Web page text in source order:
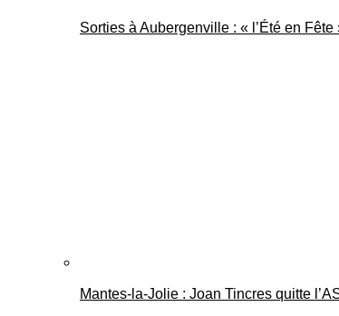
Sorties à Aubergenville : « l’Été en
Mantes-la-Jolie : Joan Tincres quitte